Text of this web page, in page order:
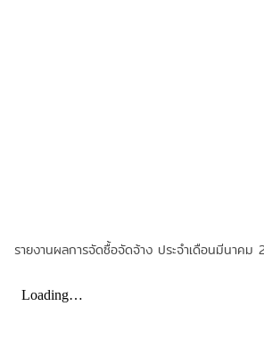
รายงานผลการจัดซื้อจัดจ้าง ประจำเดือนมีนาคม